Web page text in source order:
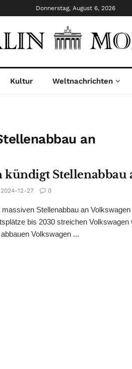
Donnerstag, August 6, 2026
Kultur Weltnachrichten
an
kündigt Stellenabbau
12-27 0
Stellenabbau an Volkswagen
bis 2030 streichen Volkswagen
Volkswagen ...